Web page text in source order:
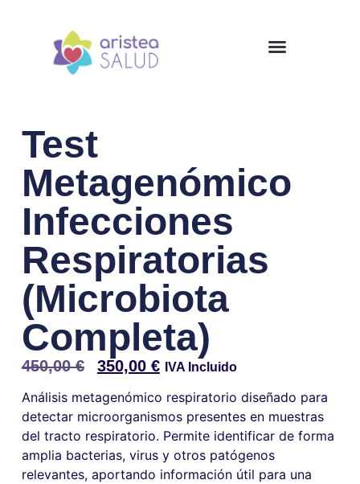
Test
Metagenómico
Infecciones
Respiratorias
(Microbiota
Completa)
450,00€ 350,00 € IVA Incluido
Análisis metagenómico respiratorio diseñado para
detectar microorganismos presentes en muestras
del tracto respiratorio. Permite identificar de forma
amplia bacterias, virus y otros patógenos
relevantes, aportando información útil para una